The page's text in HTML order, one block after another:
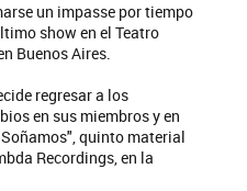
un impasse por tiempo
show en el Teatro
Buenos Aires.
regresar a los
en sus miembros y en
quinto material
Recordings, en la